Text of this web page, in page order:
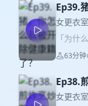
海儿 🍠
正的女
女健身
出心理
Female
GHD?
影响女
「
Ep39.
女更衣室
「为什
什么猪
猪，还
刘海儿
差哪儿
63分钟
Ep38.
辜的！
女更衣室